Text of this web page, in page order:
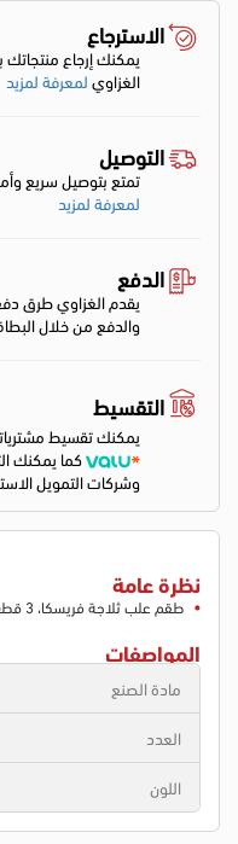
الاسترجاع
يمكنك إرجاع
الغزاويلمعرفة لمزيد
التوصيل
تمتع بتوصيل سريع
لمعرفة لمزيد
الدفع
يقدم الغزاوي طرق
والدفع من خلال
التقسيط
يمكنك تقسيط
كما يمكنك
وشركات التمويل
نظرة عامة
طقم علب ثلاجة فريسكا، 3 قطع ، متعدد الألوان
المواصفات
مادة الصنع
العدد
اللون